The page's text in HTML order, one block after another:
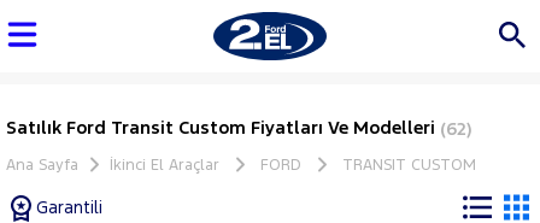
Satılık Ford Transit Custom Fiyatları Ve Modelleri (62)
Ana Sayfa İkinci El Araçlar FORD TRANSIT CUSTOM
Garantili